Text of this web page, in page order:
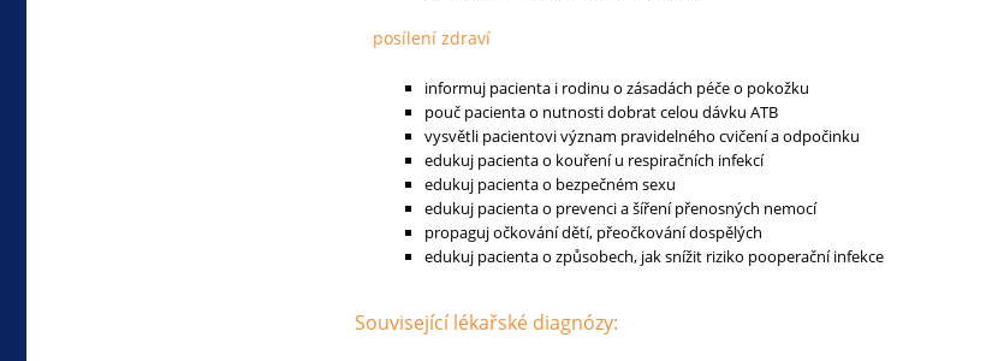
posílení zdraví
informuj pacienta i rodinu o zásadách péče o pokožku
pouč pacienta o nutnosti dobrat celou dávku ATB
vysvětli pacientovi význam pravidelného cvičení a odpočinku
edukuj pacienta o kouření u respiračních infekcí
edukuj pacienta o bezpečném sexu
edukuj pacienta o prevenci a šíření přenosných nemocí
propaguj očkování dětí, přeočkování dospělých
edukuj pacienta o způsobech, jak snížit riziko pooperační infekce
Související lékařské diagnózy: